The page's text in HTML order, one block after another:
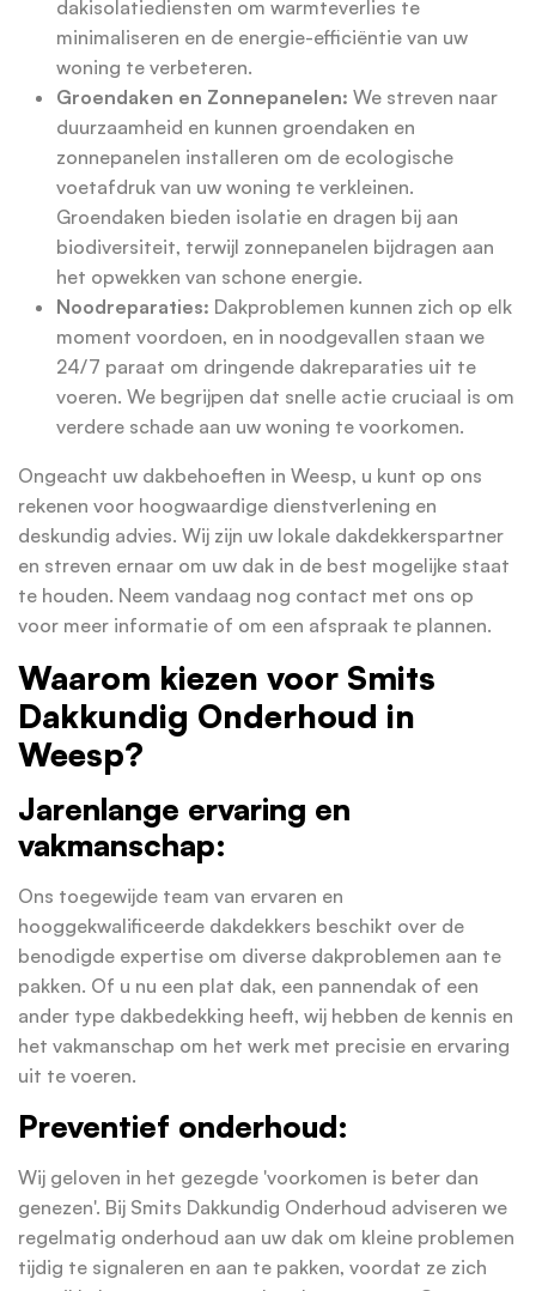
dakisolatiediensten om warmteverlies te
minimaliseren en de energie-efficiëntie van uw
woning te verbeteren.
Groendaken en Zonnepanelen: We streven naar
duurzaamheid en kunnen groendaken en
zonnepanelen installeren om de ecologische
voetafdruk van uw woning te verkleinen.
Groendaken bieden isolatie en dragen bij aan
biodiversiteit, terwijl zonnepanelen bijdragen aan
het opwekken van schone energie.
Noodreparaties: Dakproblemen kunnen zich op elk
moment voordoen, en in noodgevallen staan we
24/7 paraat om dringende dakreparaties uit te
voeren. We begrijpen dat snelle actie cruciaal is om
verdere schade aan uw woning te voorkomen.
Ongeacht uw dakbehoeften in Weesp, u kunt op ons
rekenen voor hoogwaardige dienstverlening en
deskundig advies. Wij zijn uw lokale dakdekkerspartner
en streven ernaar om uw dak in de best mogelijke staat
te houden. Neem vandaag nog contact met ons op
voor meer informatie of om een afspraak te plannen.
Waarom kiezen voor Smits
Dakkundig Onderhoud in
Weesp?
Jarenlange ervaring en
vakmanschap:
Ons toegewijde team van ervaren en
hooggekwalificeerde dakdekkers beschikt over de
benodigde expertise om diverse dakproblemen aan te
pakken. Of u nu een plat dak, een pannendak of een
ander type dakbedekking heeft, wij hebben de kennis en
het vakmanschap om het werk met precisie en ervaring
uit te voeren.
Preventief onderhoud:
Wij geloven in het gezegde 'voorkomen is beter dan
genezen'. Bij Smits Dakkundig Onderhoud adviseren we
regelmatig onderhoud aan uw dak om kleine problemen
tijdig te signaleren en aan te pakken, voordat ze zich